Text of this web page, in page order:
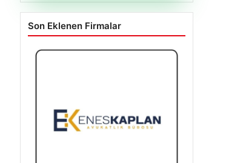
Son Eklenen Firmalar